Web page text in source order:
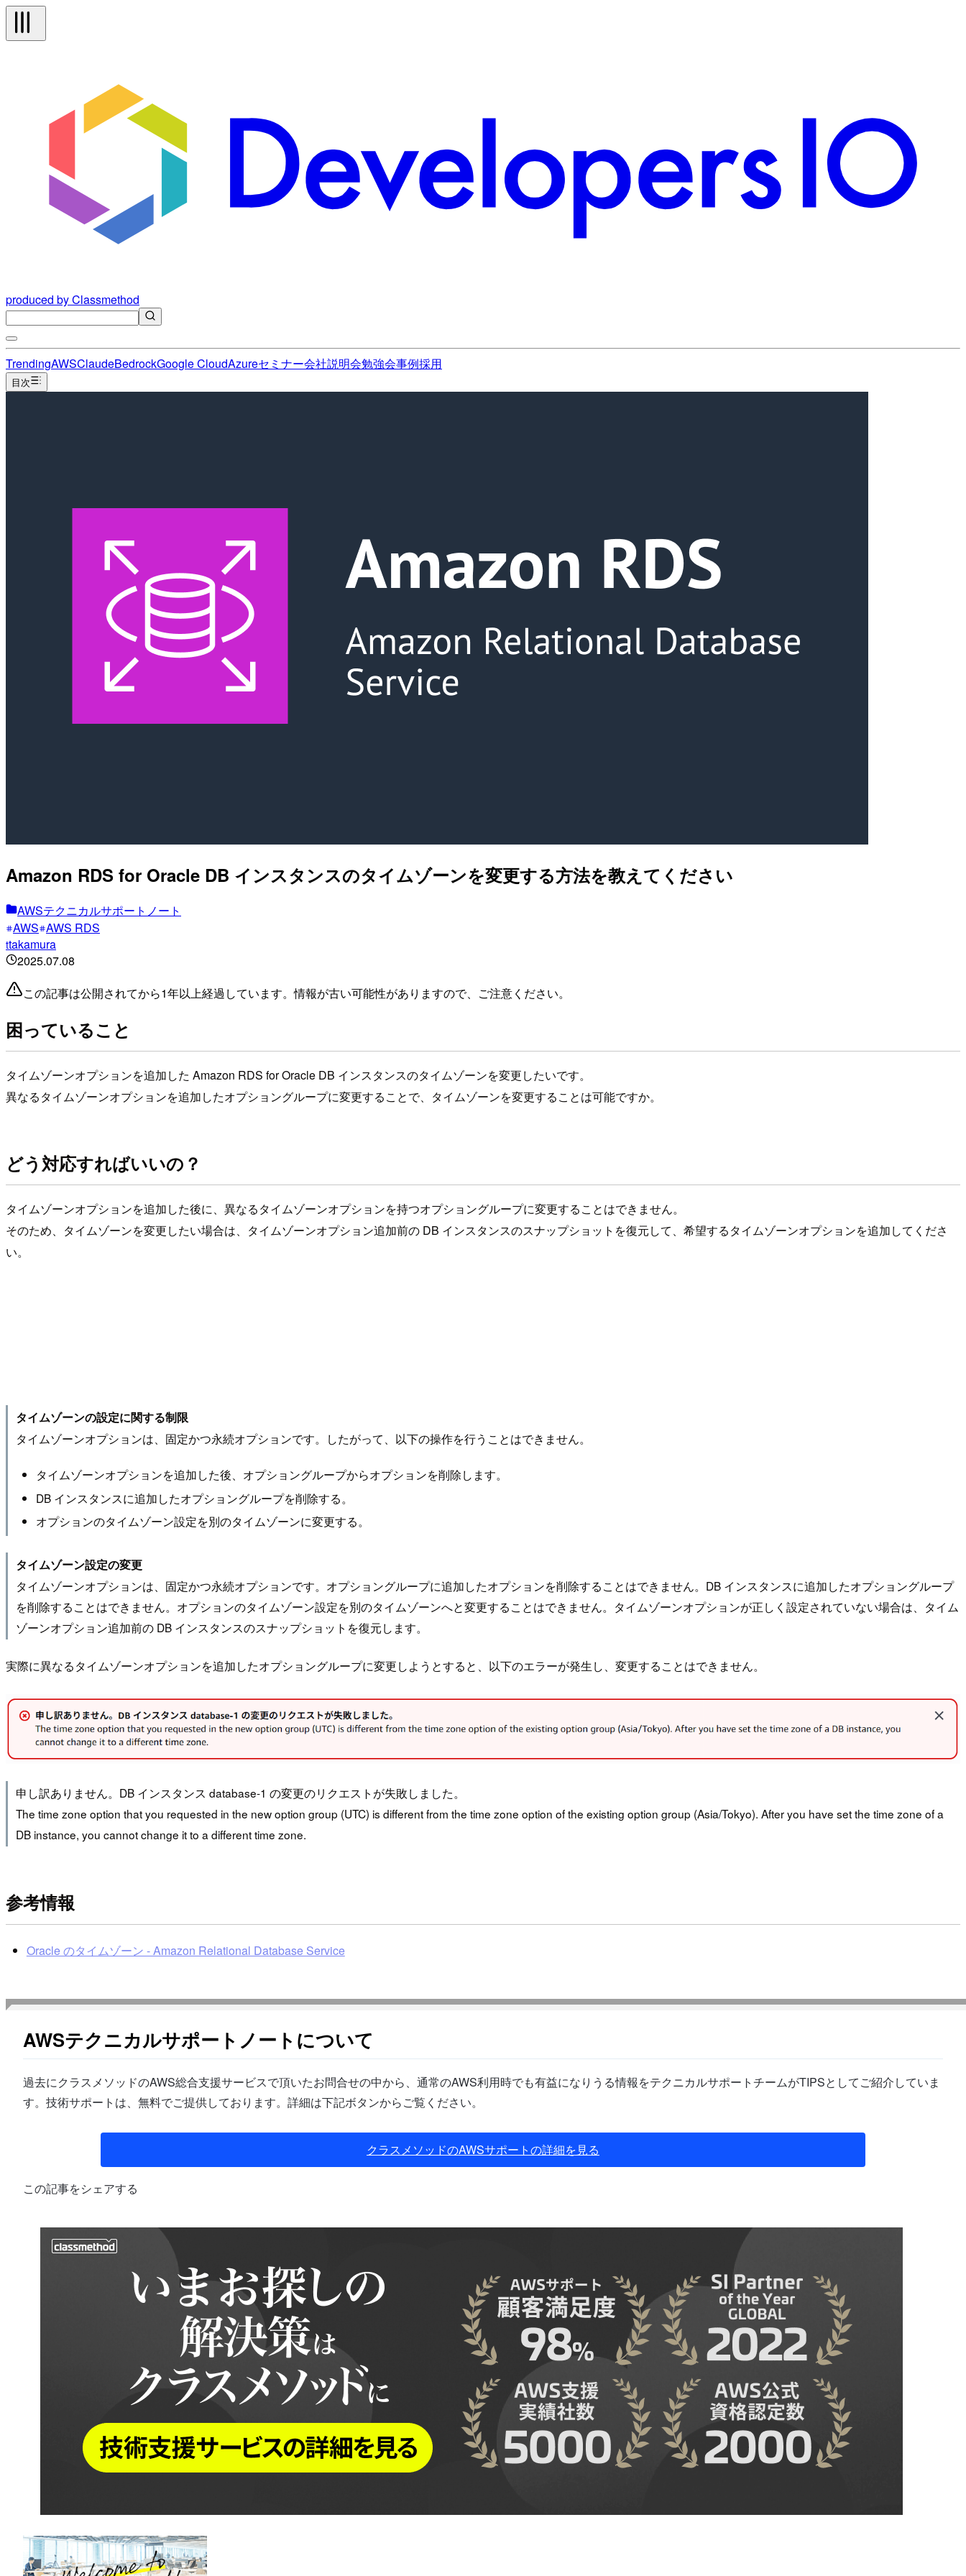
produced by Classmethod
TrendingAWSClaudeBedrockGoogle CloudAzureセミナー会社説明会勉強会事例採用
目次
Amazon RDS for Oracle DB インスタンスのタイムゾーンを変更する方法を教えてください
AWSテクニカルサポートノート
AWS AWS RDS
ttakamura
2025.07.08
この記事は公開されてから1年以上経過しています。情報が古い可能性がありますので、ご注意ください。
困っていること
タイムゾーンオプションを追加した Amazon RDS for Oracle DB インスタンスのタイムゾーンを変更したいです。
異なるタイムゾーンオプションを追加したオプショングループに変更することで、タイムゾーンを変更することは可能ですか。
どう対応すればいいの？
タイムゾーンオプションを追加した後に、異なるタイムゾーンオプションを持つオプショングループに変更することはできません。
そのため、タイムゾーンを変更したい場合は、タイムゾーンオプション追加前の DB インスタンスのスナップショットを復元して、希望するタイムゾーンオプションを追加してくださ
い。
タイムゾーンの設定に関する制限
タイムゾーンオプションは、固定かつ永続オプションです。したがって、以下の操作を行うことはできません。
タイムゾーンオプションを追加した後、オプショングループからオプションを削除します。
DB インスタンスに追加したオプショングループを削除する。
オプションのタイムゾーン設定を別のタイムゾーンに変更する。
タイムゾーン設定の変更
タイムゾーンオプションは、固定かつ永続オプションです。オプショングループに追加したオプションを削除することはできません。DB インスタンスに追加したオプショングループ
を削除することはできません。オプションのタイムゾーン設定を別のタイムゾーンへと変更することはできません。タイムゾーンオプションが正しく設定されていない場合は、タイム
ゾーンオプション追加前の DB インスタンスのスナップショットを復元します。
実際に異なるタイムゾーンオプションを追加したオプショングループに変更しようとすると、以下のエラーが発生し、変更することはできません。
申し訳ありません。DB インスタンス database-1 の変更のリクエストが失敗しました。
The time zone option that you requested in the new option group (UTC) is different from the time zone option of the existing option group (Asia/Tokyo). After you have set the time zone of a
DB instance, you cannot change it to a different time zone.
参考情報
Oracle のタイムゾーン - Amazon Relational Database Service
AWSテクニカルサポートノートについて
過去にクラスメソッドのAWS総合支援サービスで頂いたお問合せの中から、通常のAWS利用時でも有益になりうる情報をテクニカルサポートチームがTIPSとしてご紹介していま
す。技術サポートは、無料でご提供しております。詳細は下記ボタンからご覧ください。
クラスメソッドのAWSサポートの詳細を見る
この記事をシェアする